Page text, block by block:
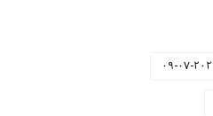
٠٧-٠٩